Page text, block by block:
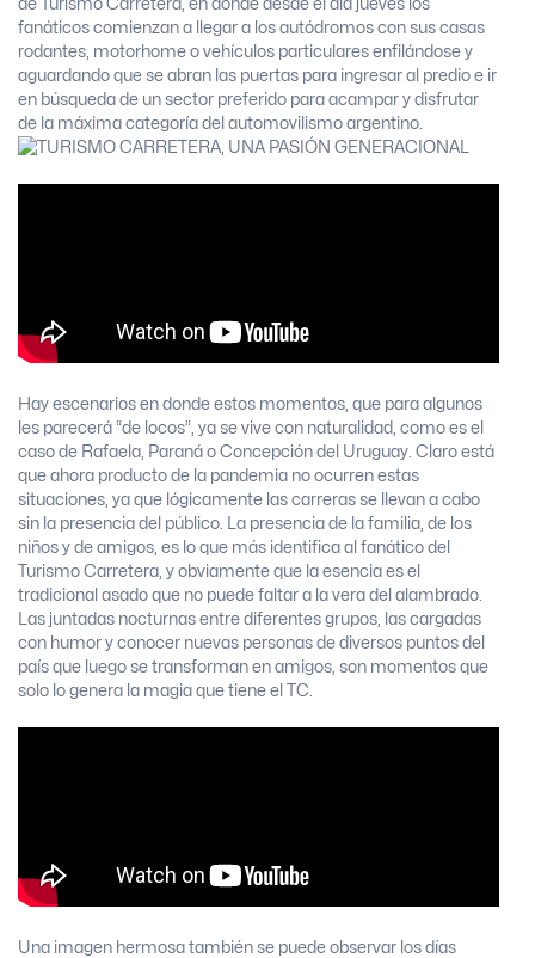
de Turismo Carretera, en donde desde el día jueves los
fanáticos comienzan a llegar a los autódromos con sus casas
rodantes, motorhome o vehículos particulares enfilándose y
aguardando que se abran las puertas para ingresar al predio e ir
en búsqueda de un sector preferido para acampar y disfrutar
de la máxima categoría del automovilismo argentino.
Hay escenarios en donde estos momentos, que para algunos
les parecerá “de locos”, ya se vive con naturalidad, como es el
caso de Rafaela, Paraná o Concepción del Uruguay. Claro está
que ahora producto de la pandemia no ocurren estas
situaciones, ya que lógicamente las carreras se llevan a cabo
sin la presencia del público. La presencia de la familia, de los
niños y de amigos, es lo que más identifica al fanático del
Turismo Carretera, y obviamente que la esencia es el
tradicional asado que no puede faltar a la vera del alambrado.
Las juntadas nocturnas entre diferentes grupos, las cargadas
con humor y conocer nuevas personas de diversos puntos del
país que luego se transforman en amigos, son momentos que
solo lo genera la magia que tiene el TC.
Una imagen hermosa también se puede observar los días